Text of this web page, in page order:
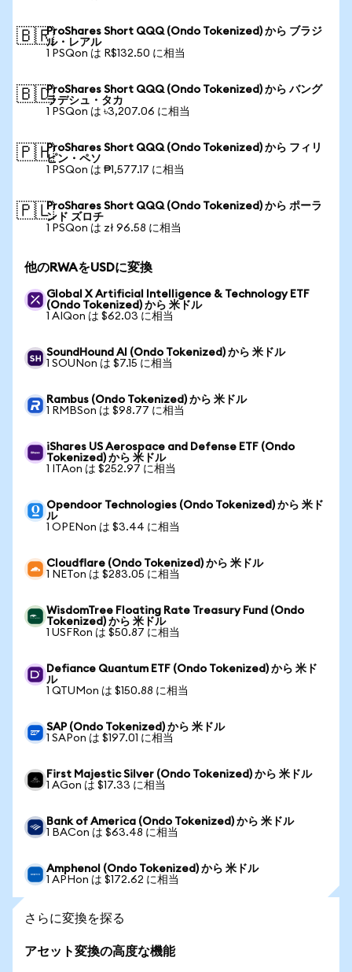
🇧🇷ProShares Short QQQ (Ondo Tokenized) から ブラジ
ル・レアル
1 PSQon は R$132.50 に相当
🇧🇩ProShares Short QQQ (Ondo Tokenized) から バング
ラデシュ・タカ
1 PSQon は ৳3,207.06 に相当
🇵🇭ProShares Short QQQ (Ondo Tokenized) から フィリ
ピン・ペソ
1 PSQon は ₱1,577.17 に相当
🇵🇱ProShares Short QQQ (Ondo Tokenized) から ポーラ
ンド ズロチ
1 PSQon は zł 96.58 に相当
他のRWAをUSDに変換
Global X Artificial Intelligence & Technology ETF
(Ondo Tokenized) から 米ドル
1 AIQon は $62.03 に相当
SoundHound AI (Ondo Tokenized) から 米ドル
1 SOUNon は $7.15 に相当
Rambus (Ondo Tokenized) から 米ドル
1 RMBSon は $98.77 に相当
iShares US Aerospace and Defense ETF (Ondo
Tokenized) から 米ドル
1 ITAon は $252.97 に相当
Opendoor Technologies (Ondo Tokenized) から 米ド
ル
1 OPENon は $3.44 に相当
Cloudflare (Ondo Tokenized) から 米ドル
1 NETon は $283.05 に相当
WisdomTree Floating Rate Treasury Fund (Ondo
Tokenized) から 米ドル
1 USFRon は $50.87 に相当
Defiance Quantum ETF (Ondo Tokenized) から 米ド
ル
1 QTUMon は $150.88 に相当
SAP (Ondo Tokenized) から 米ドル
1 SAPon は $197.01 に相当
First Majestic Silver (Ondo Tokenized) から 米ドル
1 AGon は $17.33 に相当
Bank of America (Ondo Tokenized) から 米ドル
1 BACon は $63.48 に相当
Amphenol (Ondo Tokenized) から 米ドル
1 APHon は $172.62 に相当
さらに変換を探る
アセット変換の高度な機能